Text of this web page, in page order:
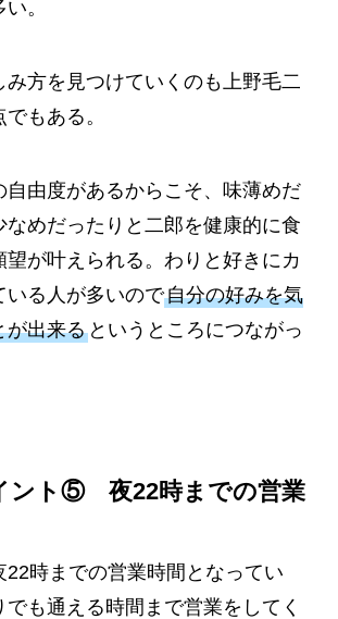
。
み方を見つけていくのも上野毛二
もある。
自由度があるからこそ、味薄めだ
なめだったりと二郎を健康的に食
望が叶えられる。わりと好きにカ
いる人が多いので自分の好みを気
が出来るというところにつながっ
ント⑤ 夜22時までの営業
22時までの営業時間となってい
でも通える時間まで営業をしてく